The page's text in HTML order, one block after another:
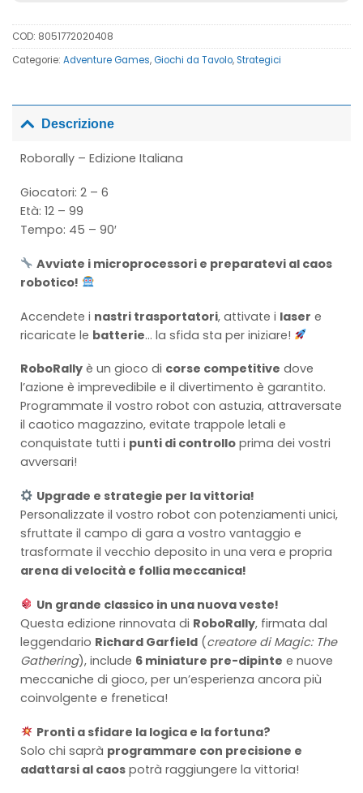
COD: 8051772020408
Categorie: Adventure Games, Giochi da Tavolo, Strategici
Descrizione
Roborally – Edizione Italiana
Giocatori: 2 – 6
Età: 12 – 99
Tempo: 45 – 90′
Avviate i microprocessori e preparatevi al caos
robotico!
Accendete i nastri trasportatori, attivate i laser e
ricaricate le batterie… la sfida sta per iniziare!
RoboRally è un gioco di corse competitive dove
l’azione è imprevedibile e il divertimento è garantito.
Programmate il vostro robot con astuzia, attraversate
il caotico magazzino, evitate trappole letali e
conquistate tutti i punti di controllo prima dei vostri
avversari!
Upgrade e strategie per la vittoria!
Personalizzate il vostro robot con potenziamenti unici,
sfruttate il campo di gara a vostro vantaggio e
trasformate il vecchio deposito in una vera e propria
arena di velocità e follia meccanica!
Un grande classico in una nuova veste!
Questa edizione rinnovata di RoboRally, firmata dal
leggendario Richard Garfield (creatore di Magic: The
Gathering), include 6 miniature pre-dipinte e nuove
meccaniche di gioco, per un’esperienza ancora più
coinvolgente e frenetica!
Pronti a sfidare la logica e la fortuna?
Solo chi saprà programmare con precisione e
adattarsi al caos potrà raggiungere la vittoria!